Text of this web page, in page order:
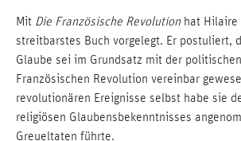
Mit Die Französische Revolutionhat Hilaire
streitbarstes Buch vorgelegt. Er postuliert,
Glaube sei im Grundsatz mit der
Französischen Revolution vereinbar
revolutionären Ereignisse selbst habe sie
religiösen Glaubensbekenntnisses
Greueltaten führte.